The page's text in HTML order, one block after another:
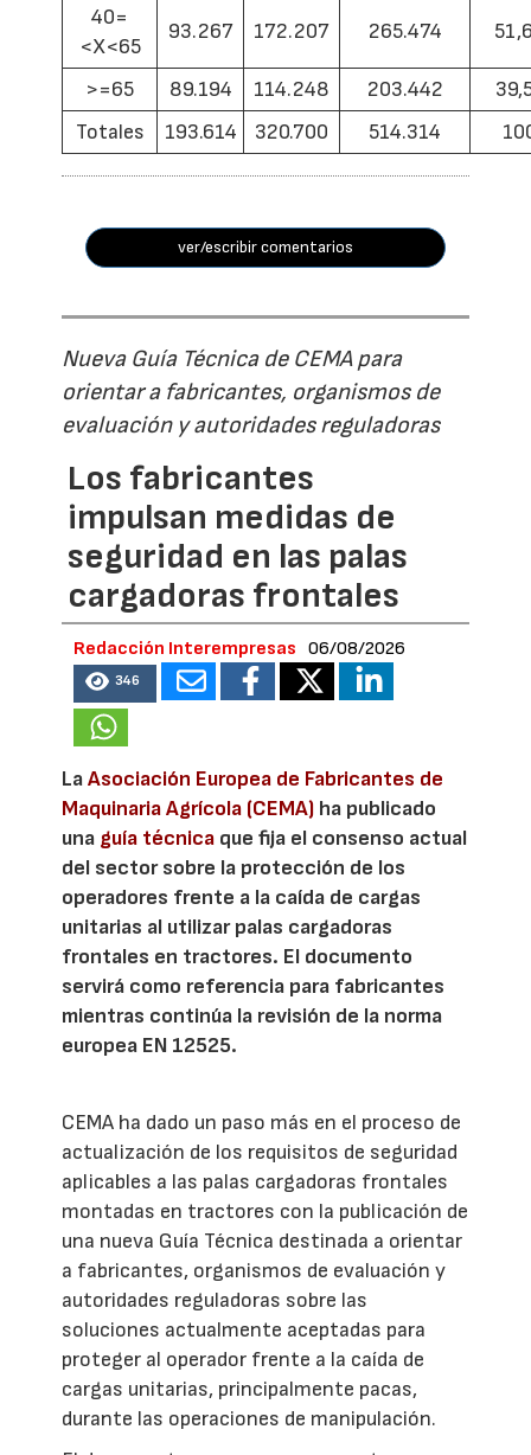
40=
<X<65
93.267 172.207 265.474
>=65 89.194 114.248 203.442
Totales
193.614 320.700 514.314
ver/escribir comentarios
Nueva Guía Técnica de CEMA para
orientar a fabricantes, organismos de
evaluación y autoridades reguladoras
Los fabricantes
impulsan medidas de
seguridad en las palas
cargadoras frontales
Redacción Interempresas 06/08/2026
346
LaAsociación Europea de Fabricantes de
Maquinaria Agrícola (CEMA) ha publicado
una guía técnica que fija el consenso actual
del sector sobre la protección de los
operadores frente a la caída de cargas
unitarias al utilizar palas cargadoras
frontales en tractores. El documento
servirá como referencia para fabricantes
mientras continúa la revisión de la norma
europea EN 12525.
CEMA ha dado un paso más en el proceso de
actualización de los requisitos de seguridad
aplicables a las palas cargadoras frontales
montadas en tractores con la publicación de
una nueva Guía Técnica destinada a orientar
a fabricantes, organismos de evaluación y
autoridades reguladoras sobre las
soluciones actualmente aceptadas para
proteger al operador frente a la caída de
cargas unitarias, principalmente pacas,
durante las operaciones de manipulación.